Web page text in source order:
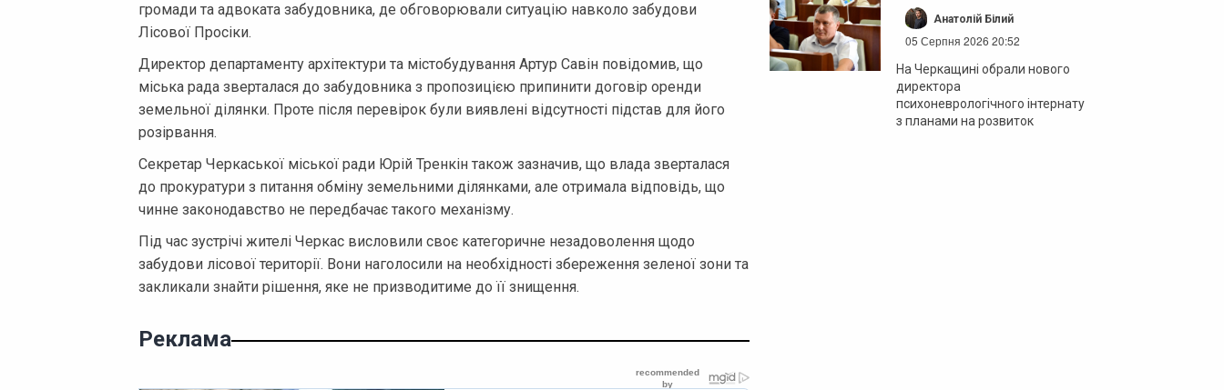
громади та адвоката забудовника, де обговорювали ситуацію навколо забудови
Лісової Просіки.
Директор департаменту архітектури та містобудування Артур Савін повідомив, що
міська рада зверталася до забудовника з пропозицією припинити договір оренди
земельної ділянки. Проте після перевірок були виявлені відсутності підстав для його
розірвання.
Секретар Черкаської міської ради Юрій Тренкін також зазначив, що влада зверталася
до прокуратури з питання обміну земельними ділянками, але отримала відповідь, що
чинне законодавство не передбачає такого механізму.
Під час зустрічі жителі Черкас висловили своє категоричне незадоволення щодо
забудови лісової території. Вони наголосили на необхідності збереження зеленої зони та
закликали знайти рішення, яке не призводитиме до її знищення.
Реклама
Анатолій Білий
05 Серпня 2026 20:52
На Черкащині обрали нового
директора
психоневрологічного інтернату
з планами на розвиток